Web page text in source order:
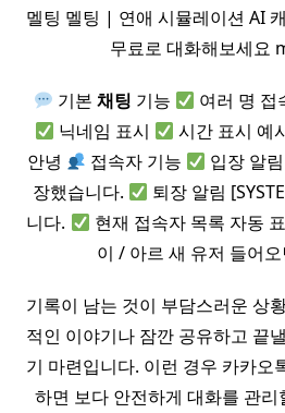
멜팅 멜팅 | 연애 시뮬레이션 AI
무료로 대화해보세요
기본 채팅 기능 여러 명 접
닉네임 표시
시간 표시 예
안녕
접속자 기능
입장 알
장했습니다.
퇴장 알림
니다.
현재 접속자 목록 자동
이 / 아르 새 유저 들어
기록이 남는 것이 부담스러운 상
적인 이야기나 잠깐 공유하고 끝
기 마련입니다. 이런 경우 카카오
하면 보다 안전하게 대화를 관리